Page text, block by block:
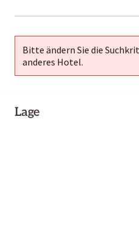
01-02
Bitte ändern Sie die
anderes Hotel.
Lage